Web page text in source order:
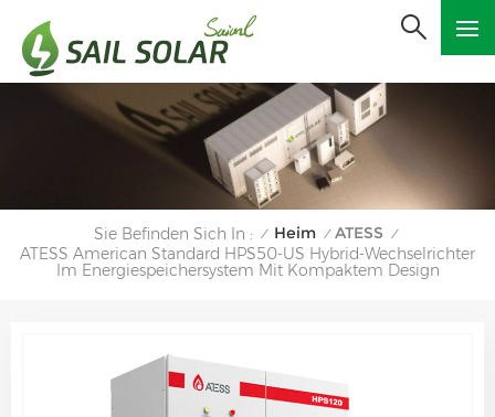
Sie Befinden Sich In : / Heim / ATESS /
ATESS American Standard HPS50-US Hybrid-Wechselrichter
Im Energiespeichersystem Mit Kompaktem Design